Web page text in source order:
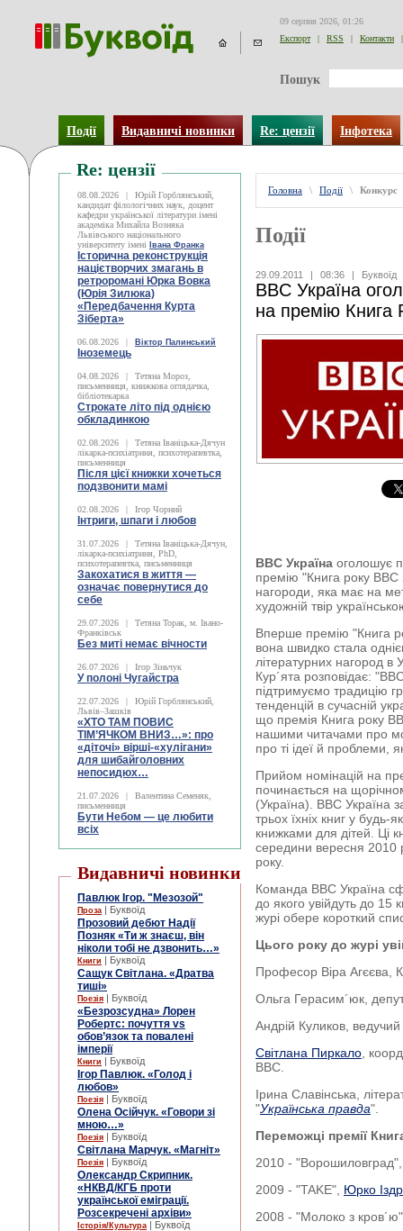
09 серпня 2026, 01:26
Експорт
| RSS | Контакти |
Пошук
Події Видавничі новинки Re: цензії Інфотека
Re: цензії
08.08.2026 |
Юрій Горблянський,
кандидат філологічних наук, доцент
кафедри української літератури імені
академіка Михайла Возняка
Львівського національного
університету імені
Івана Франка
Історична реконструкція
націєтворчих змагань в
ретроромані Юрка Вовка
(Юрія Зилюка)
«Передбачення Курта
Зіберта»
06.08.2026 | Віктор Палинський
Іноземець
04.08.2026 |
Тетяна Мороз,
письменниця, книжкова оглядачка,
бібліотекарка
Строкате літо під однією
обкладинкою
02.08.2026 |
Тетяна Іваніцька-Дячун
лікарка-психіатриня, психотерапевтка,
письменниця
Після цієї книжки хочеться
подзвонити мамі
02.08.2026 | Ігор Чорний
Інтриги, шпаги і любов
31.07.2026 |
Тетяна Іваніцька-Дячун,
лікарка-психіатриня, PhD,
психотерапевтка, письменниця
Закохатися в життя —
означає повернутися до
себе
29.07.2026 |
Тетяна Торак, м. Івано-
Франківськ
Без миті немає вічности
26.07.2026 | Ігор Зіньчук
У полоні Чугайстра
22.07.2026 |
Юрій Горблянський,
Львів–Зашків
«ХТО ТАМ ПОВИС
ТІМ’ЯЧКОМ ВНИЗ…»: про
«діточі» вірші-«хулігани»
для шибайголовних
непосидюх…
21.07.2026 |
Валентина Семеняк,
письменниця
Бути Небом ― це любити
всіх
Видавничі новинки
Павлюк Ігор. "Мезозой"
Проза | Буквоїд
Прозовий дебют Надії
Позняк «Ти ж знаєш, він
ніколи тобі не дзвонить…»
Книги | Буквоїд
Сащук Світлана. «Дратва
тиші»
Поезія | Буквоїд
«Безрозсудна» Лорен
Робертс: почуття vs
обов’язок та повалені
імперії
Книги | Буквоїд
Ігор Павлюк. «Голод і
любов»
Поезія | Буквоїд
Олена Осійчук. «Говори зі
мною…»
Поезія | Буквоїд
Світлана Марчук. «Магніт»
Поезія | Буквоїд
Олександр Скрипник.
«НКВД/КГБ проти
української еміграції.
Розсекречені архіви»
Історія/Культура | Буквоїд
Головна \ Події \ Конкурс
Події
29.09.2011 | 08:36 | Буквоїд
BBC Україна
на премію Книга
BBC Україна оголошує
премію "Книга року ВВС
нагороди, яка має на
художній твір
Вперше премію "Книга
вона швидко стала
літературних нагород в
Кур´ята розповідає:
підтримуємо традицію
тенденцій в сучасній
що премія Книга року
нашими читачами про
про ті ідеї й проблеми,
Прийом номінацій на
починається на
(Україна). ВВС Україна
трьох їхніх книг у
книжками для дітей. Ці
середини вересня 2010
року.
Команда ВВС Україна
до якого увійдуть до 15
журі обере короткий
Цього року до журі
Професор Віра Агєєва,
Ольга Герасим´юк,
Андрій Куликов,
Світлана Пиркало ,
ВВС.
Ірина Славінська,
"Українська правда".
Переможці премії
2010 -
2009 - "TAKE", Юрко
2008 - "Молоко з